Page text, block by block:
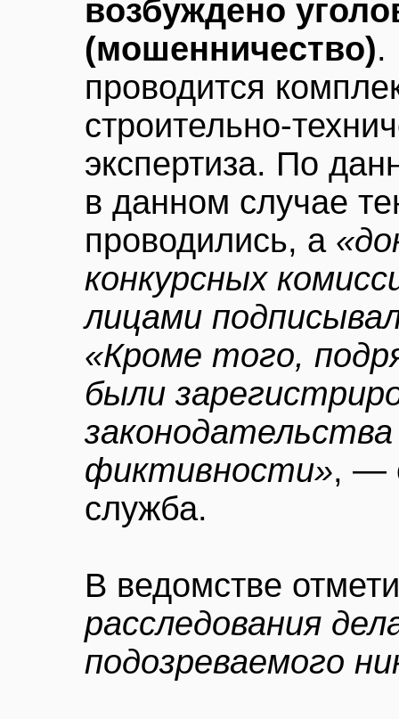
возбуждено
(мошенничество).
проводится
строительно-
экспертиза. По
в данном случае
проводились, а
конкурсных
лицами
«Кроме того,
были
фиктивности», —
служба.
В ведомстве
расследования
подозреваемого